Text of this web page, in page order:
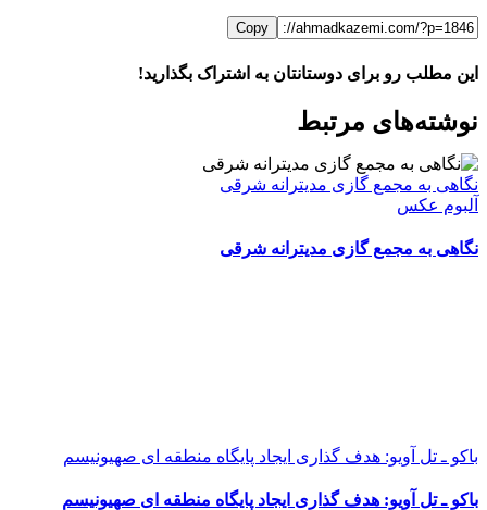
Copy
این مطلب رو برای دوستانتان به اشتراک بگذارید!
FacebookX
LinkedIn
WhatsApp
Telegram
ایمیل
نوشته‌‌های مرتبط
نگاهی به مجمع گازی مدیترانه شرقی
آلبوم عکس
نگاهی به مجمع گازی مدیترانه شرقی
باکو ـ تل آویو: هدف گذاری ایجاد پایگاه منطقه ای صهیونیسم
باکو ـ تل آویو: هدف گذاری ایجاد پایگاه منطقه ای صهیونیسم